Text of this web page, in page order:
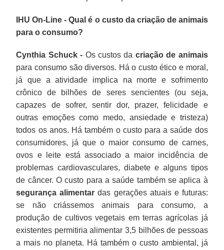
IHU On-Line - Qual é o custo da criação de animais
para o consumo?
Cynthia Schuck - Os custos da criação de animais
para consumo são diversos. Há o custo ético e moral,
já que a atividade implica na morte e sofrimento
crônico de bilhões de seres sencientes (ou seja,
capazes de sofrer, sentir dor, prazer, felicidade e
outras emoções como medo, ansiedade e tristeza)
todos os anos. Há também o custo para a saúde dos
consumidores, já que o maior consumo de carnes,
ovos e leite está associado a maior incidência de
problemas cardiovasculares, diabete e alguns tipos
de câncer. O custo para a saúde também se aplica à
segurança alimentar das gerações atuais e futuras:
se não criássemos animais para consumo, a
produção de cultivos vegetais em terras agrícolas já
existentes permitiria alimentar 3,5 bilhões de pessoas
a mais no planeta. Há também o custo ambiental, já